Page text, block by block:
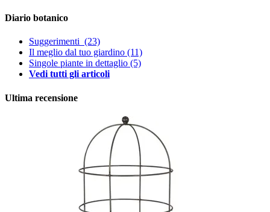
Diario botanico
Suggerimenti (23)
Il meglio dal tuo giardino (11)
Singole piante in dettaglio (5)
Vedi tutti gli articoli
Ultima recensione